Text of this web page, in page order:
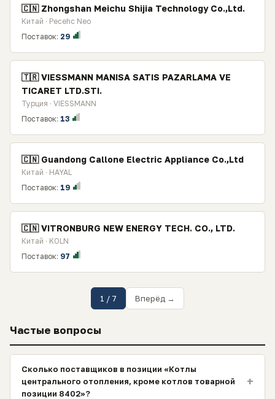
🇨🇳 Zhongshan Meichu Shijia Technology Co.,Ltd.
Китай · Pecehc Neo
Поставок: 29
🇹🇷 VIESSMANN MANISA SATIS PAZARLAMA VE
TICARET LTD.STI.
Турция · VIESSMANN
Поставок: 13
🇨🇳 Guandong Callone Electric Appliance Co.,Ltd
Китай · HAYAL
Поставок: 19
🇨🇳 VITRONBURG NEW ENERGY TECH. CO., LTD.
Китай · KOLN
Поставок: 97
1 / 7 Вперёд →
Частые вопросы
Сколько поставщиков в позиции «Котлы
центрального отопления, кроме котлов товарной
позиции 8402»?
+